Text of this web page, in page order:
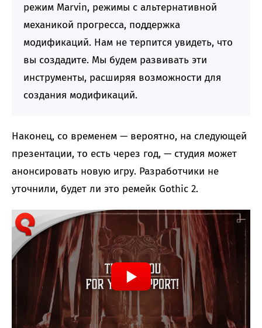
режим Marvin, режимы с альтернативной
механикой прогресса, поддержка
модификаций. Нам не терпится увидеть, что
вы создадите. Мы будем развивать эти
инструменты, расширяя возможности для
создания модификаций.
Наконец, со временем — вероятно, на следующей
презентации, то есть через год, — студия может
анонсировать новую игру. Разработчики не
уточнили, будет ли это ремейк Gothic 2.